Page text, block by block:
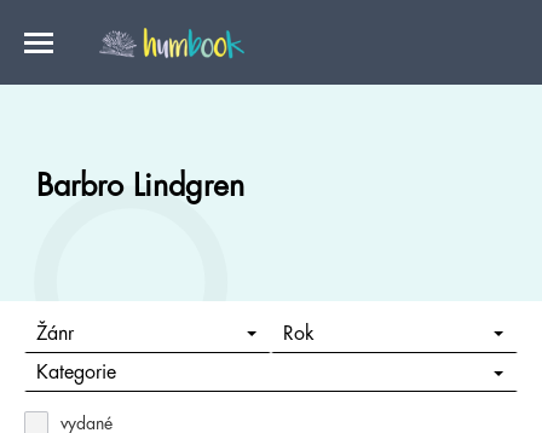
Barbro Lindgren
Žánr Rok
Kategorie
vydané